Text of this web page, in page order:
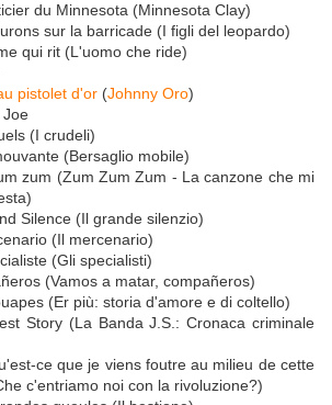
du Minnesota (Minnesota Clay)
sur la barricade (I figli del leopardo)
qui rit (L'uomo che ride)
pistolet d'or (Johnny Oro)
Joe
(I crudeli)
(Bersaglio mobile)
zum (Zum Zum Zum - La canzone che mi
Silence (Il grande silenzio)
(Il mercenario)
(Gli specialisti)
(Vamos a matar, compañeros)
(Er più: storia d'amore e di coltello)
Story (La Banda J.S.: Cronaca criminale
ce que je viens foutre au milieu de cette
c'entriamo noi con la rivoluzione?)